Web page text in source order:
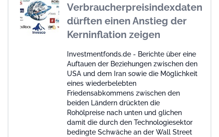
Verbraucherpreisindexdaten
dürften einen Anstieg der
Kerninflation zeigen
Investmentfonds.de - Berichte über eine
Auftauen der Beziehungen zwischen den
USA und dem Iran sowie die Möglichkeit
eines wiederbelebten
Friedensabkommens zwischen den
beiden Ländern drückten die
Rohölpreise nach unten und glichen
damit die durch den Technologiesektor
bedingte Schwäche an der Wall Street